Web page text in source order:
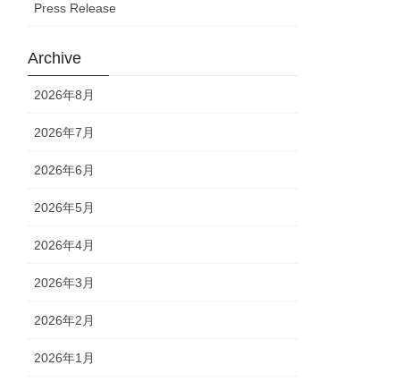
Press Release
Archive
2026年8月
2026年7月
2026年6月
2026年5月
2026年4月
2026年3月
2026年2月
2026年1月